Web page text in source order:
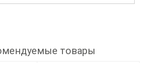
товары